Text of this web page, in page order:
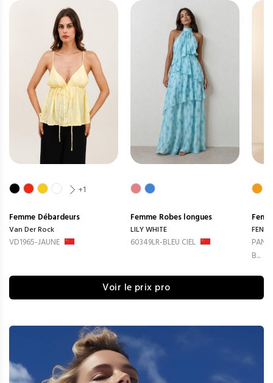
+1
Femme Débardeurs
Van Der Rock
VD1965-JAUNE
Femme Robes longues
LILY WHITE
60349LR-BLEU CIEL
B...
Voir le prix pro